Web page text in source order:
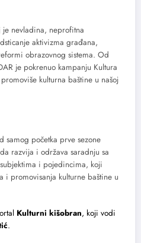
je nevladina, neprofitna
aktivizma građana,
obrazovnog sistema. Od
je pokrenuo kampanju Kultura
kulturna baštine u našoj
samog početka prve sezone
razvija i održava saradnju sa
i pojedincima, koji
i promovisanja kulturne baštine u
Kulturni kišobran, koji vodi
.